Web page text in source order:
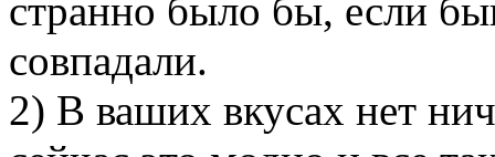
странно было бы, если
совпадали.
2) В ваших вкусах нет